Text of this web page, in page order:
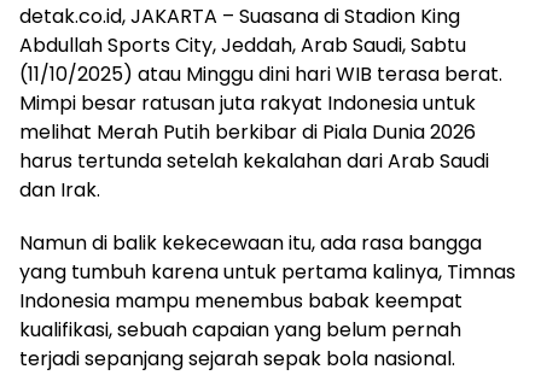
detak.co.id, JAKARTA – Suasana di Stadion King
Abdullah Sports City, Jeddah, Arab Saudi, Sabtu
(11/10/2025) atau Minggu dini hari WIB terasa berat.
Mimpi besar ratusan juta rakyat Indonesia untuk
melihat Merah Putih berkibar di Piala Dunia 2026
harus tertunda setelah kekalahan dari Arab Saudi
dan Irak.
Namun di balik kekecewaan itu, ada rasa bangga
yang tumbuh karena untuk pertama kalinya, Timnas
Indonesia mampu menembus babak keempat
kualifikasi, sebuah capaian yang belum pernah
terjadi sepanjang sejarah sepak bola nasional.